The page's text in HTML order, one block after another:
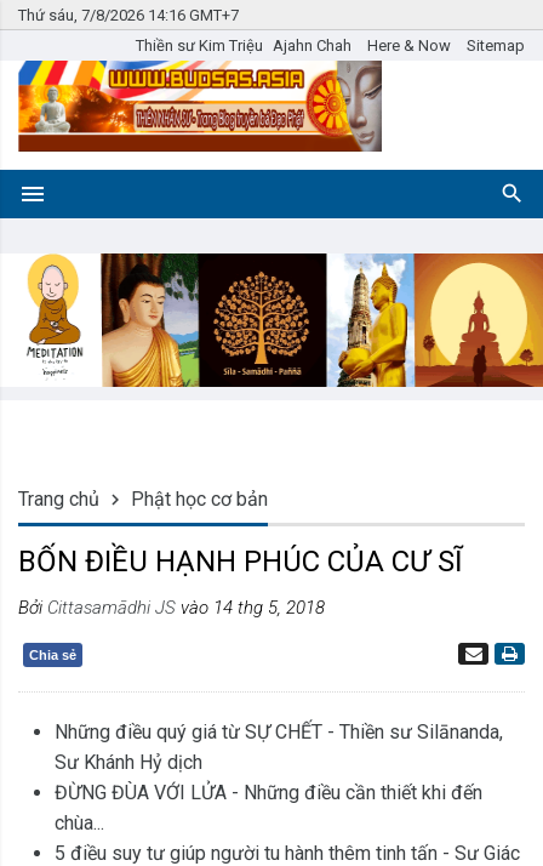
Thứ sáu, 7/8/2026 14:16 GMT+7
Thiền sư Kim Triệu Ajahn Chah Here & Now Sitemap
Trang chủ Phật học cơ bản
BỐN ĐIỀU HẠNH PHÚC CỦA CƯ SĨ
Bởi Cittasamādhi JS vào 14 thg 5, 2018
Chia sẻ
Những điều quý giá từ SỰ CHẾT - Thiền sư Silānanda,
Sư Khánh Hỷ dịch
ĐỪNG ĐÙA VỚI LỬA - Những điều cần thiết khi đến
chùa...
5 điều suy tư giúp người tu hành thêm tinh tấn - Sư Giác